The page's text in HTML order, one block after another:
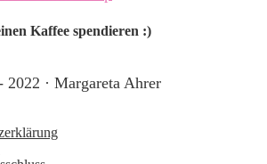
Kaffee spendieren :)
· Margareta Ahrer